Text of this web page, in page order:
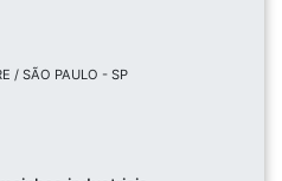
/ SÃO PAULO - SP